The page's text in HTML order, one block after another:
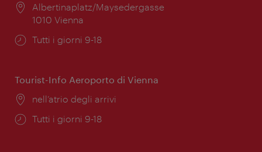
Posizione:
Albertinaplatz/Maysedergasse
1010 Vienna
Orari
Tutti i giorni 9-18
Tourist-Info Aeroporto di Vienna
Posizione:
nell’atrio degli arrivi
Orari
Tutti i giorni 9-18